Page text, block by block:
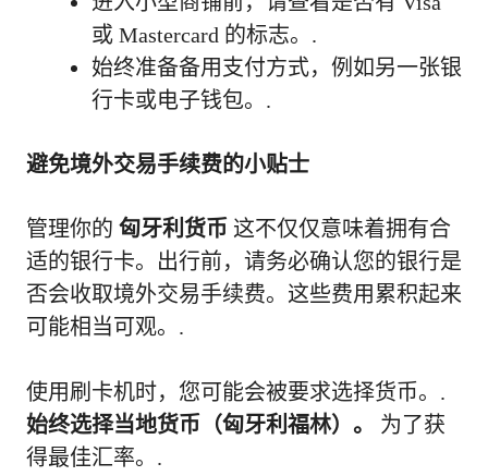
或 Mastercard 的标志。.
始终准备备用支付方式，例如另一张银
行卡或电子钱包。.
避免境外交易手续费的小贴士
管理你的 匈牙利货币 这不仅仅意味着拥有合
适的银行卡。出行前，请务必确认您的银行是
否会收取境外交易手续费。这些费用累积起来
可能相当可观。.
使用刷卡机时，您可能会被要求选择货币。.
始终选择当地货币（匈牙利福林）。
为了获
得最佳汇率。.